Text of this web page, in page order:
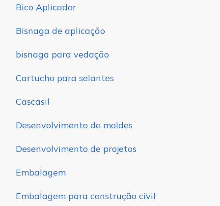
Bico Aplicador
Bisnaga de aplicação
bisnaga para vedação
Cartucho para selantes
Cascasil
Desenvolvimento de moldes
Desenvolvimento de projetos
Embalagem
Embalagem para construção civil